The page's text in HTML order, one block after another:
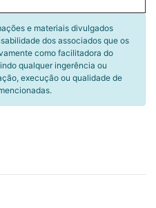
e materiais divulgados
dos associados que os
como facilitadora do
qualquer ingerência ou
execução ou qualidade de